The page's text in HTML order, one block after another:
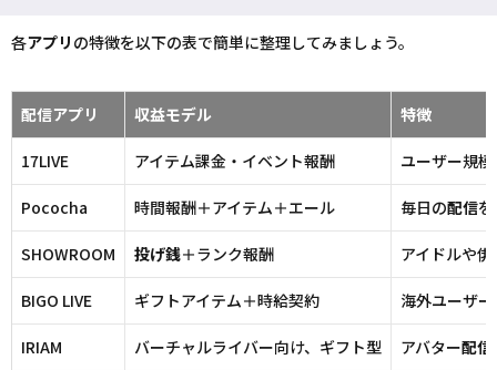
各アプリ の特徴を以下の表で簡単に整理してみましょう。
配信アプリ 収益モデル 特徴
17LIVE アイテム課金・イベント報酬 ユーザー規
Pococha 時間報酬＋アイテム＋エール 毎日の配信
SHOWROOM 投げ銭＋ランク報酬 アイドルや
BIGO LIVE ギフトアイテム＋時給契約 海外ユーザ
IRIAM バーチャルライバー向け、ギフト型 アバター配信